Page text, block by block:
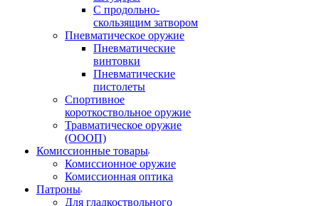
С продольно-
скользящим затвором
Пневматическое оружие
Пневматические
винтовки
Пневматические
пистолеты
Спортивное
короткоствольное оружие
Травматическое оружие
(ОООП)
Комиссионные товары
Комиссионное оружие
Комиссионная оптика
Патроны
Для гладкоствольного